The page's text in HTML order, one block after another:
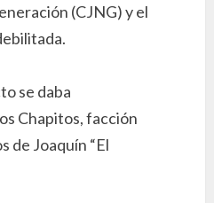
(CJNG) y el
se daba
Chapitos, facción
de Joaquín “El